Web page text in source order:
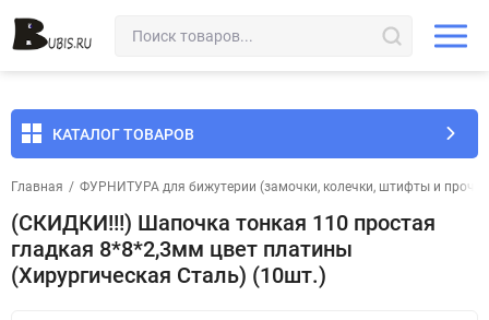
КАТАЛОГ ТОВАРОВ
Главная / ФУРНИТУРА для бижутерии (замочки, колечки, штифты и
(СКИДКИ!!!) Шапочка тонкая 110 простая
гладкая 8*8*2,3мм цвет платины
(Хирургическая Сталь) (10шт.)